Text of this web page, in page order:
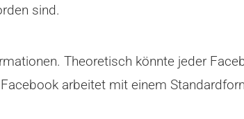
sind.
Theoretisch könnte jeder
arbeitet mit einem